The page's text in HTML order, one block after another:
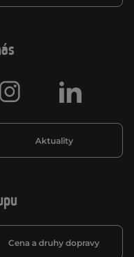
Cena a druhy dopravy
Aktuality
Instagram LinkedIn